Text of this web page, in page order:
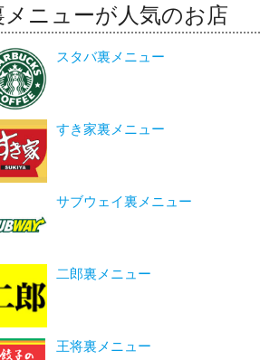
メニューが人気のお店
スタバ裏メニュー
すき家裏メニュー
サブウェイ裏メニュー
二郎裏メニュー
王将裏メニュー